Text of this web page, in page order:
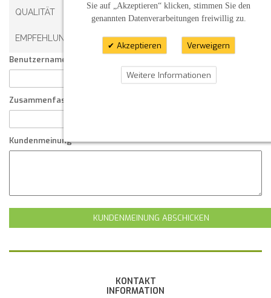
QUALITÄT
EMPFEHLUNG
Benutzername:
Zusammenfassung Ihrer Kundenmeinung
Kundenmeinung
KUNDENMEINUNG ABSCHICKEN
KONTAKT
INFORMATION
Sie auf „Akzeptieren“ klicken, stimmen Sie den
genannten Datenverarbeitungen freiwillig zu.
Akzeptieren Verweigern
Weitere Informationen